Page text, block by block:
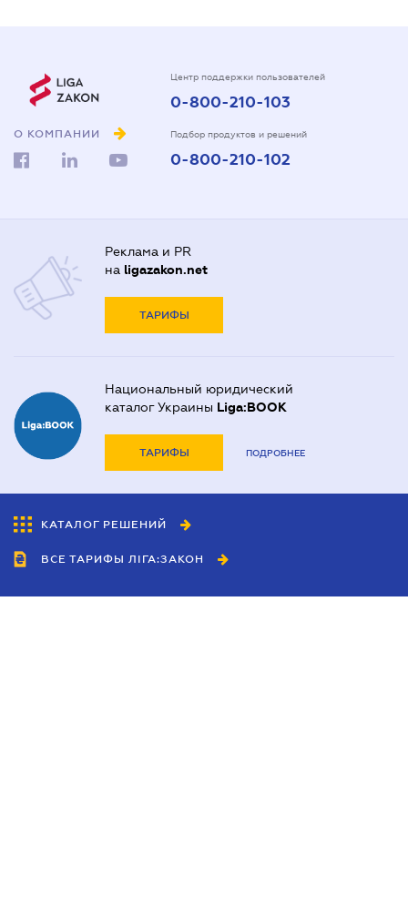
О КОМПАНИИ
Центр поддержки пользователей
0-800-210-103
Подбор продуктов и решений
0-800-210-102
Реклама и PR
на ligazakon.net
ТАРИФЫ
Национальный юридический
каталог Украины Liga:BOOK
ТАРИФЫ ПОДРОБНЕЕ
КАТАЛОГ РЕШЕНИЙ
ВСЕ ТАРИФЫ ЛІГА:ЗАКОН